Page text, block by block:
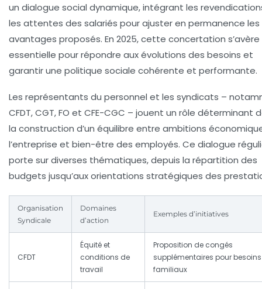
un dialogue social dynamique, intégrant les
les attentes des salariés pour ajuster en permanence les
avantages proposés. En 2025, cette concertation s’avère
essentielle pour répondre aux évolutions des besoins et
garantir une politique sociale cohérente et performante.
Les représentants du personnel et les syndicats –
CFDT, CGT, FO et CFE-CGC – jouent un rôle déterminant
la construction d’un équilibre entre ambitions
l’entreprise et bien-être des employés. Ce dialogue
porte sur diverses thématiques, depuis la répartition des
budgets jusqu’aux orientations stratégiques des
Organisation
Syndicale
Domaines
d’action
Exemples d’initiatives
CFDT
Équité et
conditions de
travail
Proposition de congés
supplémentaires pour besoins
familiaux